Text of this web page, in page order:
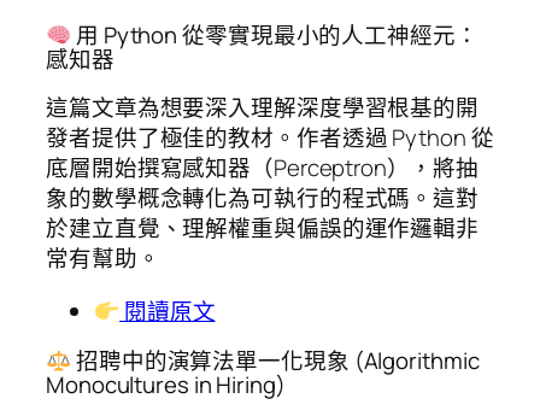
用 Python 從零實現最小的人工神經元：
感知器
這篇文章為想要深入理解深度學習根基的開
發者提供了極佳的教材。作者透過 Python 從
底層開始撰寫感知器（Perceptron），將抽
象的數學概念轉化為可執行的程式碼。這對
於建立直覺、理解權重與偏誤的運作邏輯非
常有幫助。
閱讀原文
招聘中的演算法單一化現象 (Algorithmic
Monocultures in Hiring)